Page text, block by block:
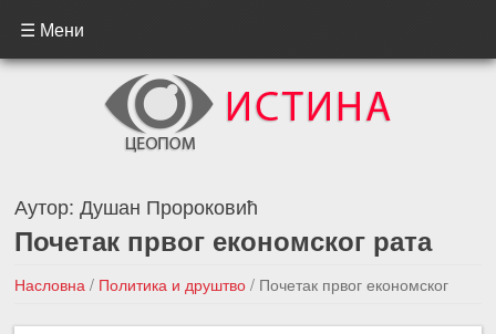
☰ Мени
Аутор:Душан Пророковић
Почетак првог економског рата
Насловна / Политика и друштво / Почетак првог економског
рата